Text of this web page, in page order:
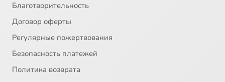
Благотворительность
Договор оферты
Регулярные пожертвования
Безопасность платежей
Политика возврата